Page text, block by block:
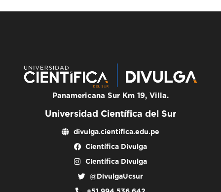
Panamericana Sur Km 19, Villa.
Universidad Científica del Sur
divulga.cientifica.edu.pe
Científica Divulga
Científica Divulga
@DivulgaUcsur